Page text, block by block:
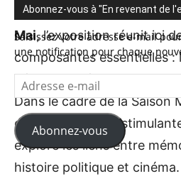
Présentée au Panorama
Mai, l’exposition réunit ici
composantes essentielles
décor inspiré deF for Fake
Dans le cadre de la Saison
cette proposition
explore les liens entre
histoire politique et
Abonnez-vous à "En revenant de
Saisissez votre adresse e-mail
une notification pour chaque
Adresse
e-
mail
Abonnez-vous